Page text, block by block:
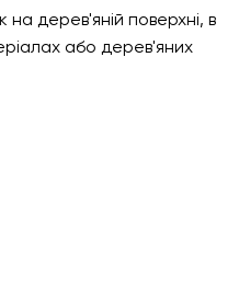
дерев'яній поверхні, в
або дерев'яних